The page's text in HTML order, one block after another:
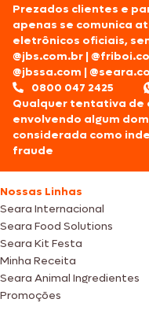
Prezados clientes e
apenas se comunica
eletrônicos oficiais,
@jbs.com.br |
@jbssa.com |
0800 047 2425
Qualquer tentativa de
envolvendo algum
considerada como
fraude
Nossas Linhas
Seara Internacional
Seara Food Solutions
Seara Kit Festa
Minha Receita
Seara Animal Ingredientes
Promoções